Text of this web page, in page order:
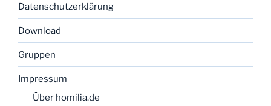
Datenschutzerklärung
Download
Gruppen
Impressum
Über homilia.de